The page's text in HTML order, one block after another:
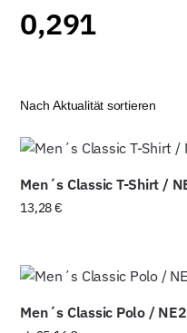
0,291
Men´s Classic T-Shirt /
13,28€
Men´s Classic Polo /